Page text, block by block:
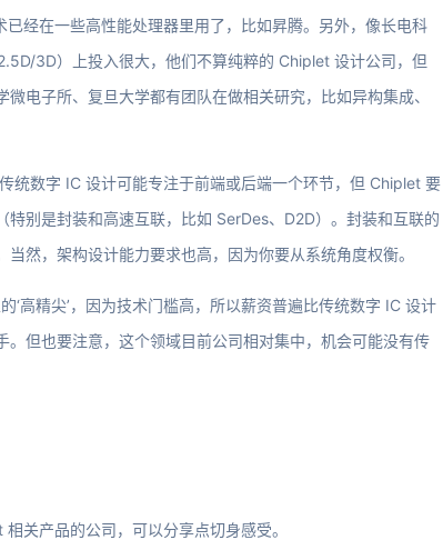
经在一些高性能处理器里用了，比如昇腾。另外，像长电科
3D）上投入很大，他们不算纯粹的 Chiplet 设计公司，但
电子所、复旦大学都有团队在做相关研究，比如异构集成、
统数字 IC 设计可能专注于前端或后端一个环节，但 Chiplet 要
别是封装和高速互联，比如 SerDes、D2D）。封装和互联的
然，架构设计能力要求也高，因为你要从系统角度权衡。
高精尖’，因为技术门槛高，所以薪资普遍比传统数字 IC 设计
但也要注意，这个领域目前公司相对集中，机会可能没有传
关产品的公司，可以分享点切身感受。